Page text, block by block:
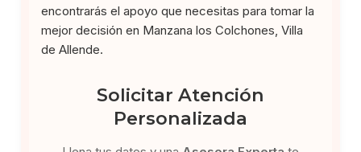
encontrarás el apoyo que necesitas para tomar la
mejor decisión en Manzana los Colchones, Villa
de Allende.
Solicitar Atención
Personalizada